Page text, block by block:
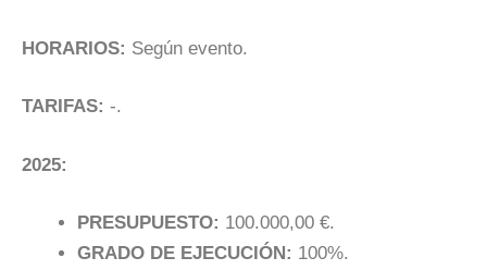
HORARIOS: Según evento.
TARIFAS: -.
2025:
PRESUPUESTO: 100.000,00 €.
GRADO DE EJECUCIÓN: 100%.